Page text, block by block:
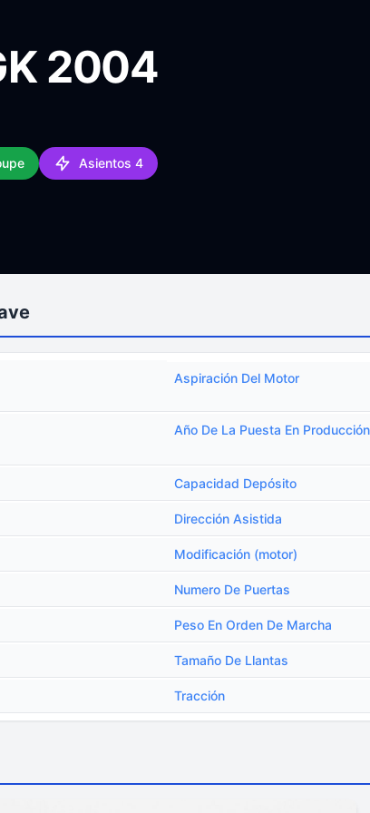
2004
Asientos 4
Aspiración Del Motor
Año De La Puesta En Producción
Capacidad Depósito
Dirección Asistida
Modificación (motor)
Numero De Puertas
Peso En Orden De Marcha
Tamaño De Llantas
Tracción